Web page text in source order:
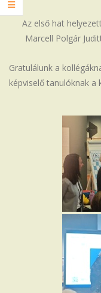
Az első hat
Marcell Polgár
Gratulálunk a
képviselő tanulóknak a